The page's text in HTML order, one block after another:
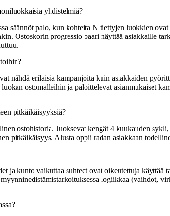
yhdistelmiä?
säännöt palo, kun kohteita N tiettyjen luokkien
Ostoskorin progressio baari näyttää asiakkaille
nähdä erilaisia kampanjoita kuin asiakkaiden
ostomalleihin ja paloittelevat asianmukaiset
pitkäikäisyyksiä?
ostohistoria. Juoksevat kengät 4 kuukauden
pitkäikäisyys. Alusta oppii radan asiakkaan
ja kunto vaikuttaa suhteet ovat oikeutettuja
logiikkaa (vaihdot,